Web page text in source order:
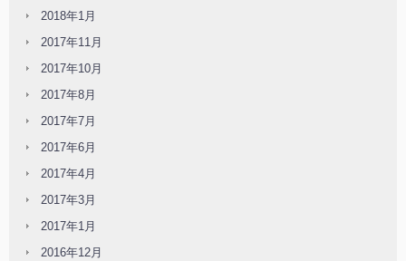
2018年1月
2017年11月
2017年10月
2017年8月
2017年7月
2017年6月
2017年4月
2017年3月
2017年1月
2016年12月